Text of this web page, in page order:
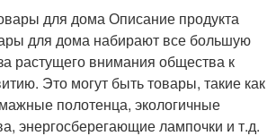
для дома Описание продукта
для дома набирают все большую
растущего внимания общества к
Это могут быть товары, такие как
полотенца, экологичные
энергосберегающие лампочки и т.д.